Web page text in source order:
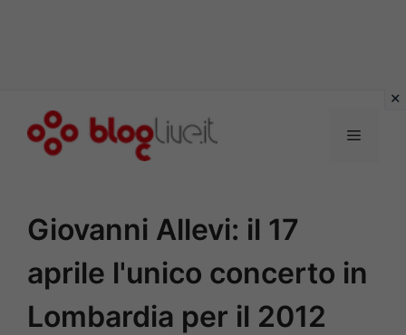
Menu
Giovanni Allevi: il 17
aprile l'unico concerto in
Lombardia per il 2012